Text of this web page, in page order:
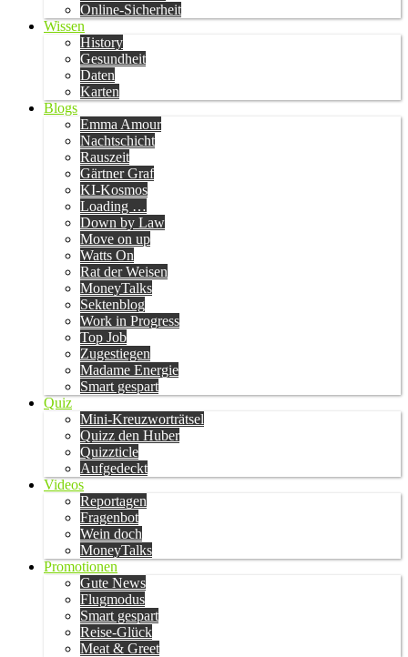
Online-Sicherheit
Wissen
History
Gesundheit
Daten
Karten
Blogs
Emma Amour
Nachtschicht
Rauszeit
Gärtner Graf
KI-Kosmos
Loading …
Down by Law
Move on up
Watts On
Rat der Weisen
MoneyTalks
Sektenblog
Work in Progress
Top Job
Zugestiegen
Madame Energie
Smart gespart
Quiz
Mini-Kreuzworträtsel
Quizz den Huber
Quizzticle
Aufgedeckt
Videos
Reportagen
Fragenbot
Wein doch
MoneyTalks
Promotionen
Gute News
Flugmodus
Smart gespart
Reise-Glück
Meat & Greet